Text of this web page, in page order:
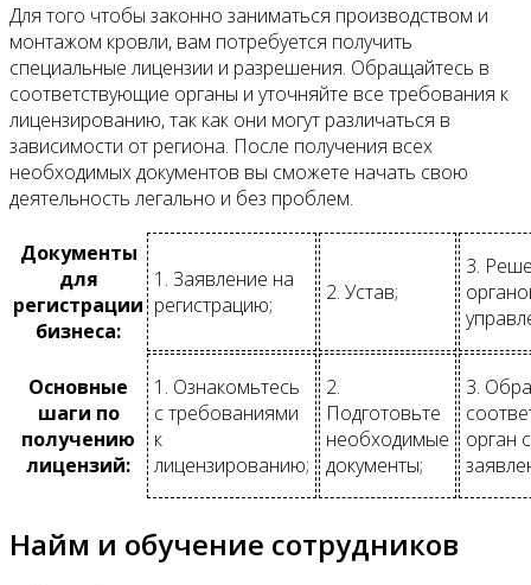
Для того чтобы законно заниматься производством и
монтажом кровли, вам потребуется получить
специальные лицензии и разрешения. Обращайтесь в
соответствующие органы и уточняйте все требования к
лицензированию, так как они могут различаться в
зависимости от региона. После получения всех
необходимых документов вы сможете начать свою
деятельность легально и без проблем.
Документы
для
регистрации
бизнеса:
1. Заявление на
регистрацию;
2. Устав;
3.
Основные
шаги по
получению
лицензий:
1. Ознакомьтесь
с требованиями
к
лицензированию;
2.
Подготовьте
необходимые
документы;
3.
орган с
Найм и обучение сотрудников